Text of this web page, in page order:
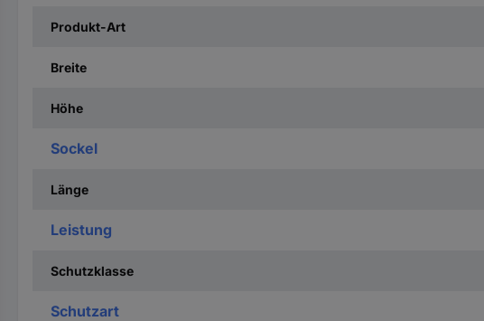
Produkt-Art
Breite
Höhe
Sockel
Länge
Leistung
Schutzklasse
Schutzart